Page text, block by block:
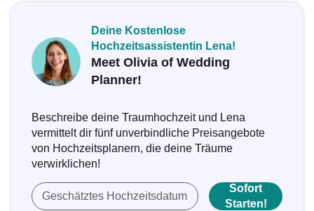
Deine Kostenlose
Hochzeitsassistentin Lena!
Meet Olivia of Wedding
Planner!
Beschreibe deine Traumhochzeit und Lena
vermittelt dir fünf unverbindliche Preisangebote
von Hochzeitsplanern, die deine Träume
verwirklichen!
Geschätztes Hochzeitsdatum
Sofort
Starten!